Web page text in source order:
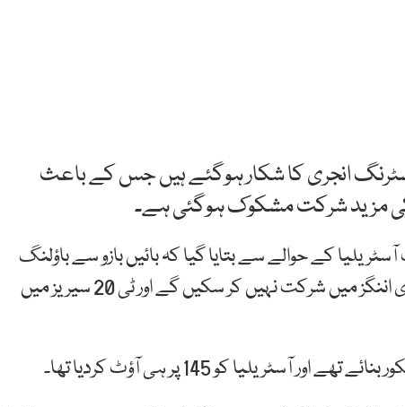
انجری کا شکار ہوگئے ہیں جس کے باعث
مزید شرکت مشکوک ہوگئی ہے۔
کے حوالے سے بتایا گیا کہ بائیں بازو سے باؤلنگ
کرانے والے آسٹریلوی کھلاڑی دوسرے ٹیسٹ کی دوسری اننگز میں شرکت نہیں کر سکیں گے اور ٹی 20 سیریز میں